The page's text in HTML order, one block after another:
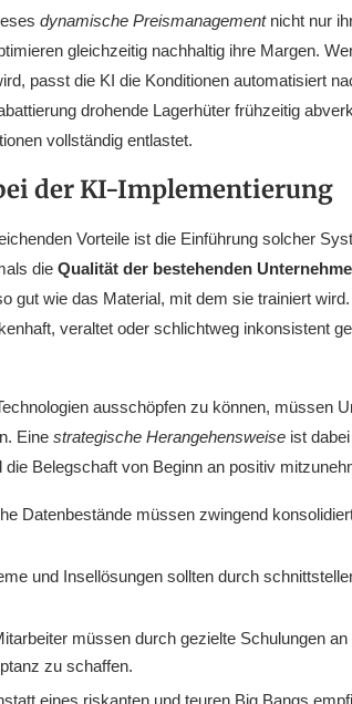
dynamische Preismanagementnicht nur
gleichzeitig nachhaltig ihre Margen.
passt die KI die Konditionen automatisiert
drohende Lagerhüter frühzeitig
vollständig entlastet.
der KI-Implementierung
Vorteile ist die Einführung solcher
die Qualität der bestehenden
gut wie das Material, mit dem sie trainiert
veraltet oder schlichtweg inkonsistent
ausschöpfen zu können, müssen
Eine strategische Herangehensweise ist
Belegschaft von Beginn an positiv
Datenbestände müssen zwingend
und Insellösungen sollten durch
müssen durch gezielte Schulungen
zu schaffen.
eines riskanten und teuren Big Bangs